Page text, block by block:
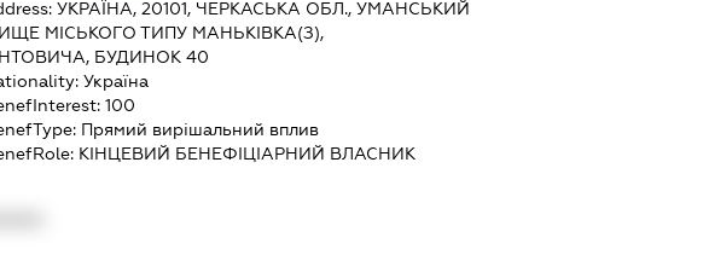
УКРАЇНА, 20101, ЧЕРКАСЬКА ОБЛ., УМАНСЬКИЙ
МІСЬКОГО ТИПУ МАНЬКІВКА(З),
БУДИНОК 40
Україна
100
Прямий вирішальний вплив
КІНЦЕВИЙ БЕНЕФІЦІАРНИЙ ВЛАСНИК